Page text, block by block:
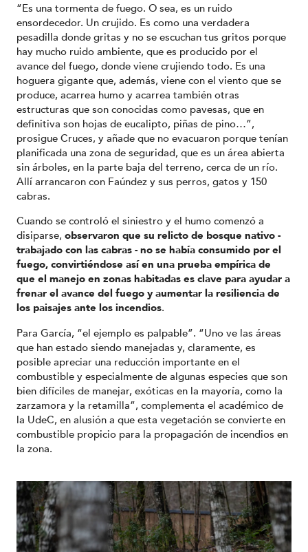
“Es una tormenta de fuego. O sea, es un ruido
ensordecedor. Un crujido. Es como una verdadera
pesadilla donde gritas y no se escuchan tus gritos porque
hay mucho ruido ambiente, que es producido por el
avance del fuego, donde viene crujiendo todo. Es una
hoguera gigante que, además, viene con el viento que se
produce, acarrea humo y acarrea también otras
estructuras que son conocidas como pavesas, que en
definitiva son hojas de eucalipto, piñas de pino…”,
prosigue Cruces, y añade que no evacuaron porque tenían
planificada una zona de seguridad, que es un área abierta
sin árboles, en la parte baja del terreno, cerca de un río.
Allí arrancaron con Faúndez y sus perros, gatos y 150
cabras.
Cuando se controló el siniestro y el humo comenzó a
disiparse, observaron que su relicto de bosque nativo -
trabajado con las cabras - no se había consumido por el
fuego, convirtiéndose así en una prueba empírica de
que el manejo en zonas habitadas es clave para ayudar a
frenar el avance del fuego y aumentar la resiliencia de
los paisajes ante los incendios.
Para García, “el ejemplo es palpable”. “Uno ve las áreas
que han estado siendo manejadas y, claramente, es
posible apreciar una reducción importante en el
combustible y especialmente de algunas especies que son
bien difíciles de manejar, exóticas en la mayoría, como la
zarzamora y la retamilla”, complementa el académico de
la UdeC, en alusión a que esta vegetación se convierte en
combustible propicio para la propagación de incendios en
la zona.